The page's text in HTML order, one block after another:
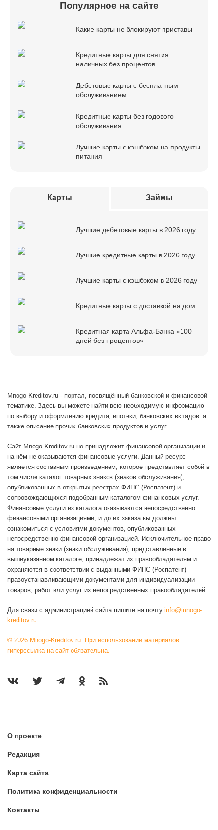
Популярное на сайте
Какие карты не блокируют приставы
Кредитные карты для снятия
наличных без процентов
Дебетовые карты с бесплатным
обслуживанием
Кредитные карты без годового
обслуживания
Лучшие карты с кэшбэком на продукты
питания
Карты Займы
Лучшие дебетовые карты в 2026 году
Лучшие кредитные карты в 2026 году
Лучшие карты с кэшбэком в 2026 году
Кредитные карты с доставкой на дом
Кредитная карта Альфа-Банка «100
дней без процентов»
Mnogo-Kreditov.ru - портал, посвящённый банковской и финансовой
тематике. Здесь вы можете найти всю необходимую информацию
по выбору и оформлению кредита, ипотеки, банковских вкладов, а
также описание прочих банковских продуктов и услуг.
Сайт Mnogo-Kreditov.ru не принадлежит финансовой организации и
на нём не оказываются финансовые услуги. Данный ресурс
является составным произведением, которое представляет собой в
том числе каталог товарных знаков (знаков обслуживания),
опубликованных в открытых реестрах ФИПС (Роспатент) и
сопровождающихся подобранным каталогом финансовых услуг.
Финансовые услуги из каталога оказываются непосредственно
финансовыми организациями, и до их заказа вы должны
ознакомиться с условиями документов, опубликованных
непосредственно финансовой организацией. Исключительное право
на товарные знаки (знаки обслуживания), представленные в
вышеуказанном каталоге, принадлежат их правообладателям и
охраняются в соответствии с выданными ФИПС (Роспатент)
правоустанавливающими документами для индивидуализации
товаров, работ или услуг их непосредственных правообладателей.
Для связи с администрацией сайта пишите на почту info@mnogo-
kreditov.ru
© 2026 Mnogo-Kreditov.ru. При использовании материалов
гиперссылка на сайт обязательна.
О проекте
Редакция
Карта сайта
Политика конфиденциальности
Контакты